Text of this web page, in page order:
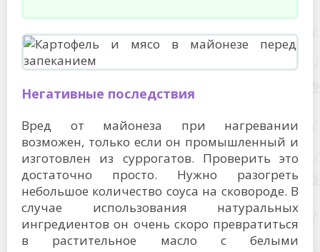
Негативные последствия
Вред от майонеза при нагревании
возможен, только если он промышленный и
изготовлен из суррогатов. Проверить это
достаточно просто. Нужно разогреть
небольшое количество соуса на сковороде. В
случае использования натуральных
ингредиентов он очень скоро превратиться
в растительное масло с белыми